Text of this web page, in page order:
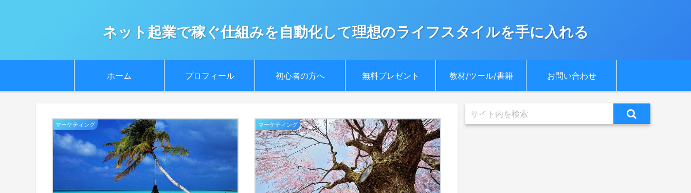
ネット起業で稼ぐ仕組みを自動化して理想のライフスタイルを手に入れる
ホーム プロフィール 初心者の方へ 無料プレゼント 教材/ツール/書籍 お問い合わせ
マーケティング マーケティング